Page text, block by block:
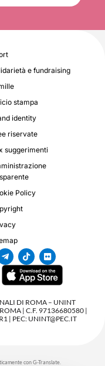
e fundraising
stampa
identity
riservate
suggerimenti
Policy
DI ROMA – UNINT
| C.F. 97136680580 |
| PEC: UNINT@PEC.IT
con G-Translate.